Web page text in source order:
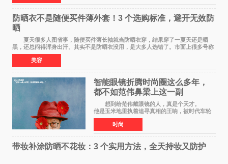
防晒衣不是随便买件薄外套！3 个选购标准，避开无效防
晒
夏天很多人图省事，随便买件薄长袖就当防晒衣穿，结果穿了一夏天还是晒
黑，还总闷得浑身出汗。其实不是防晒衣没用，是大多人选错了。市面上很多号称
防晒衣 的款式，本质就是普通薄外套，根
美容
智能眼镜折腾时尚圈这么多年，
都不如范伟鼻梁上这一副
想到给范伟戴眼镜的人，真是个天才。
他是玉米地里执着追寻真相的王响，被时代车轮
碾过，轴得让人心疼；在《马大帅》里，他是穿
貂皮大衣、永远在做梦的辽北第一狠人范德彪，
体面全靠嘴硬撑
时尚
带妆补涂防晒不花妆：3 个实用方法，全天持妆又防护